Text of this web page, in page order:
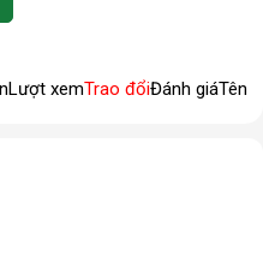
Lượt xemTrao đổiĐánh giáTên